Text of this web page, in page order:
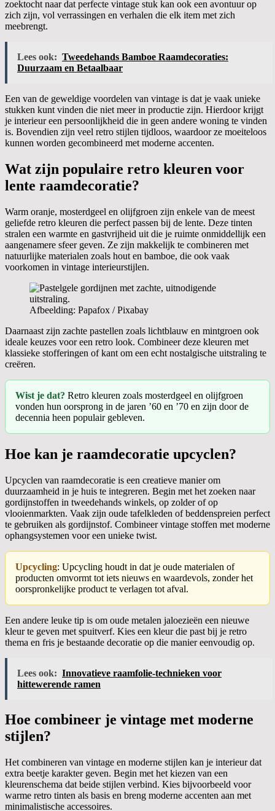
zoektocht naar dat perfecte vintage stuk kan ook een avontuur op
zich zijn, vol verrassingen en verhalen die elk item met zich
meebrengt.
Lees ook: Tweedehands Bamboe Raamdecoraties:
Duurzaam en Betaalbaar
Een van de geweldige voordelen van vintage is dat je vaak unieke
stukken kunt vinden die niet meer in productie zijn. Hierdoor krijgt
je interieur een persoonlijkheid die in geen andere woning te vinden
is. Bovendien zijn veel retro stijlen tijdloos, waardoor ze moeiteloos
kunnen worden gecombineerd met moderne accenten.
Wat zijn populaire retro kleuren voor
lente raamdecoratie?
Warm oranje, mosterdgeel en olijfgroen zijn enkele van de meest
geliefde retro kleuren die perfect passen bij de lente. Deze tinten
stralen een warmte en gastvrijheid uit die je ruimte onmiddellijk een
aangenamere sfeer geven. Ze zijn makkelijk te combineren met
natuurlijke materialen zoals hout en bamboe, die ook vaak
voorkomen in vintage interieurstijlen.
Afbeelding: Papafox / Pixabay
Daarnaast zijn zachte pastellen zoals lichtblauw en mintgroen ook
ideale keuzes voor een retro look. Combineer deze kleuren met
klassieke stofferingen of kant om een echt nostalgische uitstraling te
creëren.
Wist je dat? Retro kleuren zoals mosterdgeel en olijfgroen
vonden hun oorsprong in de jaren ’60 en ’70 en zijn door de
decennia heen populair gebleven.
Hoe kan je raamdecoratie upcyclen?
Upcyclen van raamdecoratie is een creatieve manier om
duurzaamheid in je huis te integreren. Begin met het zoeken naar
gordijnstoffen in tweedehands winkels, op zolder of op
vlooienmarkten. Vaak zijn oude tafelkleden of beddenspreien perfect
te gebruiken als gordijnstof. Combineer vintage stoffen met moderne
ophangsystemen voor een unieke twist.
Upcycling: Upcycling houdt in dat je oude materialen of
producten omvormt tot iets nieuws en waardevols, zonder het
oorspronkelijke product te verlagen tot afval.
Een andere leuke tip is om oude metalen jaloezieën een nieuwe
kleur te geven met spuitverf. Kies een kleur die past bij je retro
thema en fris je bestaande decoratie op die manier eenvoudig op.
Lees ook: Innovatieve raamfolie-technieken voor
hittewerende ramen
Hoe combineer je vintage met moderne
stijlen?
Het combineren van vintage en moderne stijlen kan je interieur dat
extra beetje karakter geven. Begin met het kiezen van een
kleurenschema dat beide stijlen verbind. Kies bijvoorbeeld voor
warme retro tinten als basis en breng moderne accenten aan met
minimalistische accessoires.